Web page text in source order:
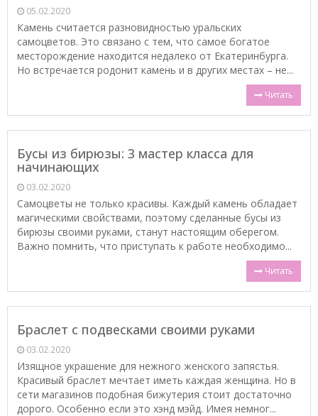
05.02.2020
Камень считается разновидностью уральских
самоцветов. Это связано с тем, что самое богатое
месторождение находится недалеко от Екатеринбурга.
Но встречается родонит камень и в других местах – не...
Читать
Бусы из бирюзы: 3 мастер класса для
начинающих
03.02.2020
Самоцветы не только красивы. Каждый камень обладает
магическими свойствами, поэтому сделанные бусы из
бирюзы своими руками, станут настоящим оберегом.
Важно помнить, что приступать к работе необходимо...
Читать
Браслет с подвесками своими руками
03.02.2020
Изящное украшение для нежного женского запястья.
Красивый браслет мечтает иметь каждая женщина. Но в
сети магазинов подобная бижутерия стоит достаточно
дорого. Особенно если это хэнд мэйд. Имея немног...